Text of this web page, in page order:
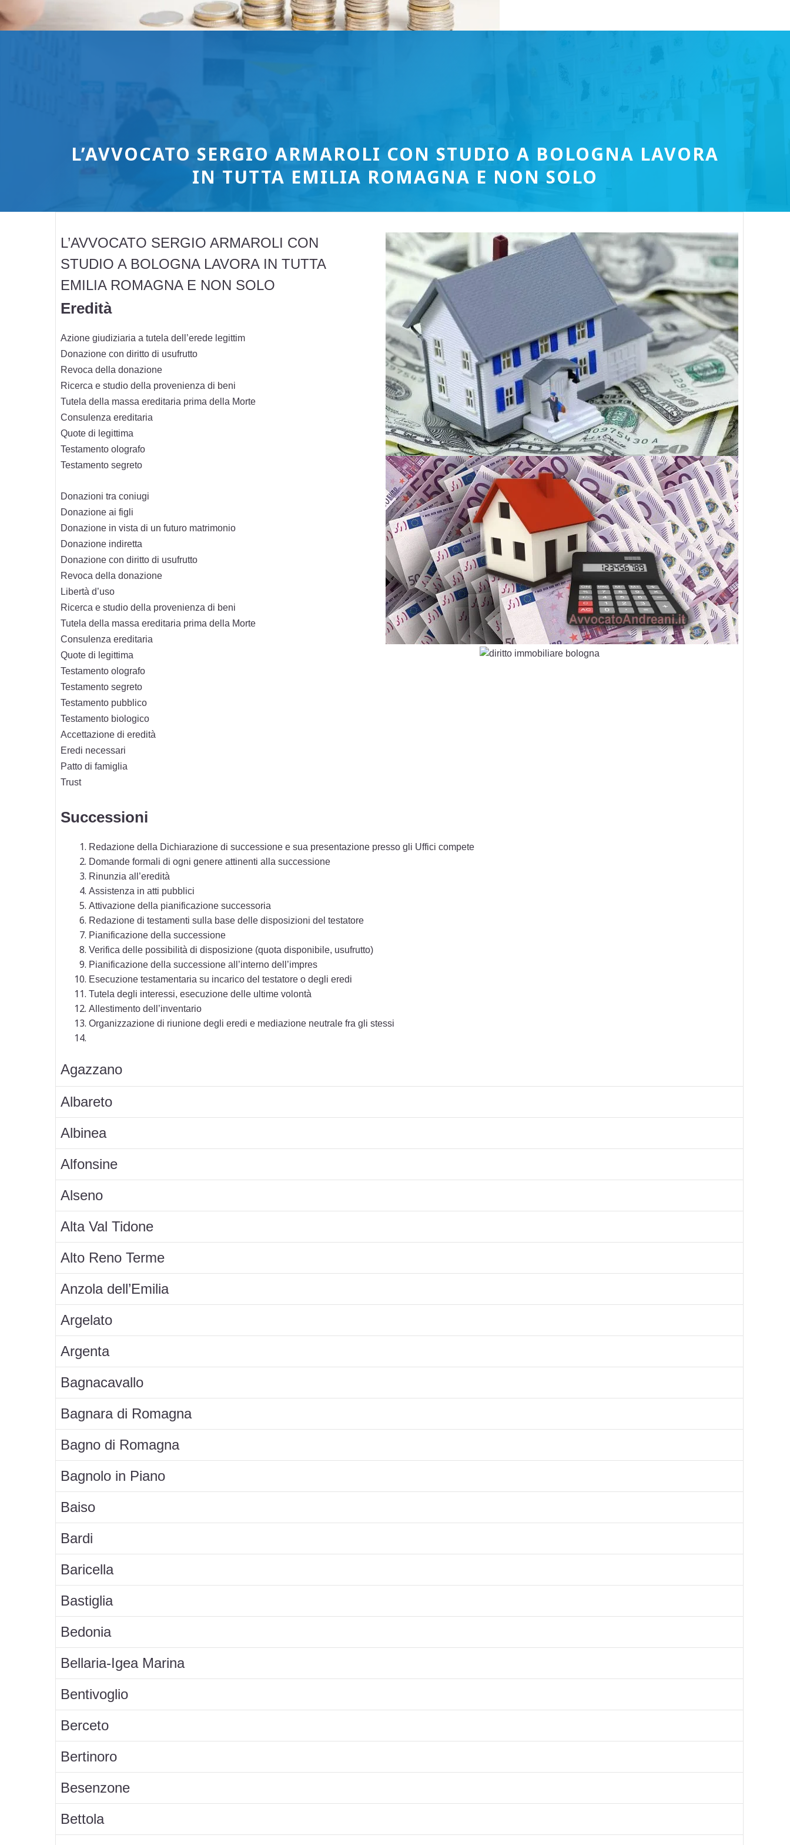
L’AVVOCATO SERGIO ARMAROLI CON STUDIO A BOLOGNA LAVORA
IN TUTTA EMILIA ROMAGNA E NON SOLO
L’AVVOCATO SERGIO ARMAROLI CON
STUDIO A BOLOGNA LAVORA IN TUTTA
EMILIA ROMAGNA E NON SOLO
Eredità
Azione giudiziaria a tutela dell’erede legittim
Donazione con diritto di usufrutto
Revoca della donazione
Ricerca e studio della provenienza di beni
Tutela della massa ereditaria prima della Morte
Consulenza ereditaria
Quote di legittima
Testamento olografo
Testamento segreto
Donazioni tra coniugi
Donazione ai figli
Donazione in vista di un futuro matrimonio
Donazione indiretta
Donazione con diritto di usufrutto
Revoca della donazione
Libertà d’uso
Ricerca e studio della provenienza di beni
Tutela della massa ereditaria prima della Morte
Consulenza ereditaria
Quote di legittima
Testamento olografo
Testamento segreto
Testamento pubblico
Testamento biologico
Accettazione di eredità
Eredi necessari
Patto di famiglia
Trust
Successioni
Redazione della Dichiarazione di successione e sua presentazione presso gli Uffici compete
Domande formali di ogni genere attinenti alla successione
Rinunzia all’eredità
Assistenza in atti pubblici
Attivazione della pianificazione successoria
Redazione di testamenti sulla base delle disposizioni del testatore
Pianificazione della successione
Verifica delle possibilità di disposizione (quota disponibile, usufrutto)
Pianificazione della successione all’interno dell’impres
Esecuzione testamentaria su incarico del testatore o degli eredi
Tutela degli interessi, esecuzione delle ultime volontà
Allestimento dell’inventario
Organizzazione di riunione degli eredi e mediazione neutrale fra gli stessi
Agazzano
Albareto
Albinea
Alfonsine
Alseno
Alta Val Tidone
Alto Reno Terme
Anzola dell’Emilia
Argelato
Argenta
Bagnacavallo
Bagnara di Romagna
Bagno di Romagna
Bagnolo in Piano
Baiso
Bardi
Baricella
Bastiglia
Bedonia
Bellaria-Igea Marina
Bentivoglio
Berceto
Bertinoro
Besenzone
Bettola